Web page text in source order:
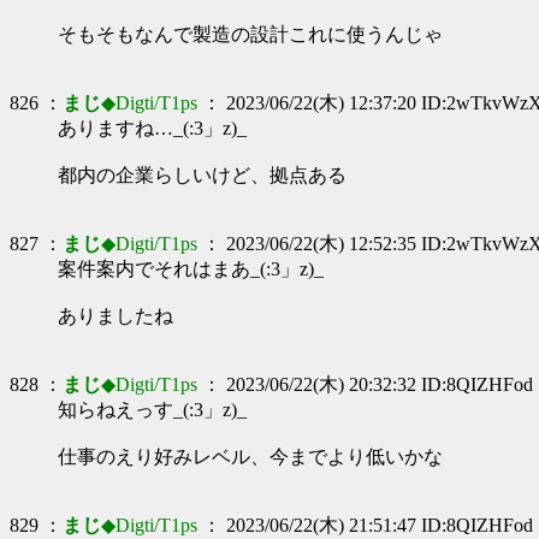
そもそもなんで製造の設計これに使うんじゃ
826 ： まじ◆Digti/T1ps ： 2023/06/22(木) 12:37:20
ありますね…_(:3」z)_
都内の企業らしいけど、拠点ある
827 ： まじ◆Digti/T1ps ： 2023/06/22(木) 12:52:35
案件案内でそれはまあ_(:3」z)_
ありましたね
828 ： まじ◆Digti/T1ps ： 2023/06/22(木) 20:32:32 ID:8QIZHFod
知らねえっす_(:3」z)_
仕事のえり好みレベル、今までより低いかな
829 ： まじ◆Digti/T1ps ： 2023/06/22(木) 21:51:47 ID:8QIZHFod